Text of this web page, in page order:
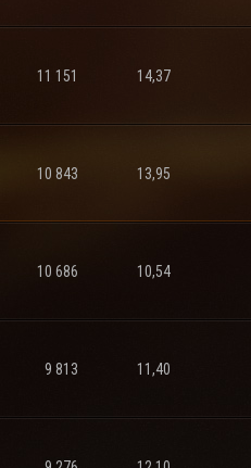
11 151 14,37
10 843 13,95
10 686 10,54
9 813 11,40